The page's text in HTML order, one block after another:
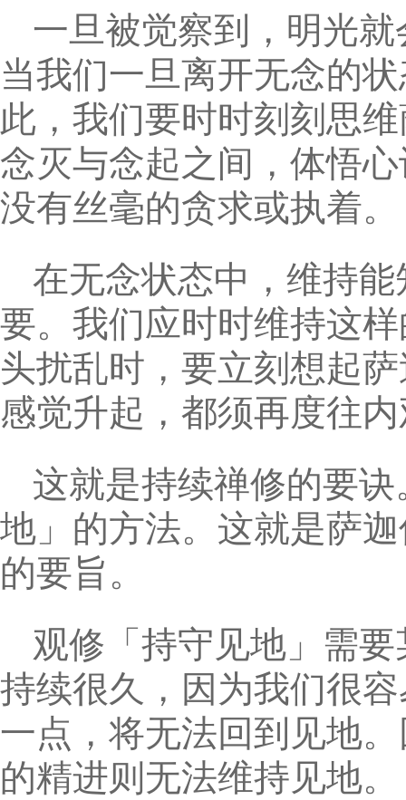
一旦被觉察到，明光
当我们一旦离开无念的
此，我们要时时刻刻思
念灭与念起之间，体悟
没有丝毫的贪求或执着。
在无念状态中，维持
要。我们应时时维持这
头扰乱时，要立刻想起
感觉升起，都须再度往
这就是持续禅修的要
地」的方法。这就是萨
的要旨。
观修「持守见地」需
持续很久，因为我们很
一点，将无法回到见地
的精进则无法维持见地。